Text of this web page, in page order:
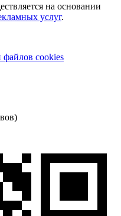
на основании
услуг.
cookies